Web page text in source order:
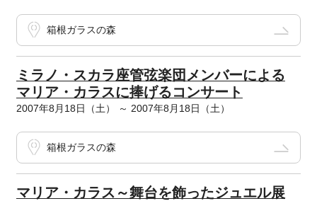
箱根ガラスの森
ミラノ・スカラ座管弦楽団メンバーによる
マリア・カラスに捧げるコンサート
2007年8月18日（土） ～ 2007年8月18日（土）
箱根ガラスの森
マリア・カラス～舞台を飾ったジュエル展